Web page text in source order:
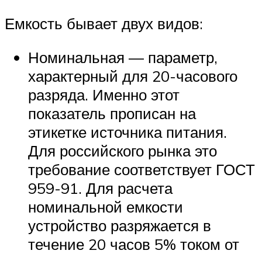
Емкость бывает двух видов:
Номинальная — параметр,
характерный для 20-часового
разряда. Именно этот
показатель прописан на
этикетке источника питания.
Для российского рынка это
требование соответствует ГОСТ
959-91. Для расчета
номинальной емкости
устройство разряжается в
течение 20 часов 5% током от